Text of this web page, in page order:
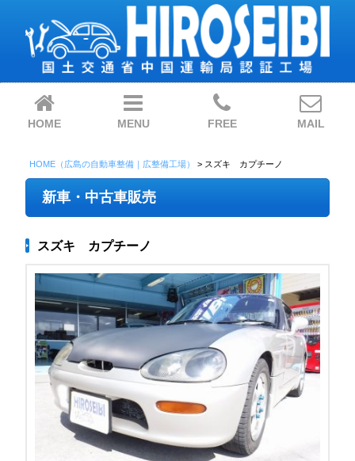
HOME MENU FREE MAIL
HOME（広島の自動車整備｜広整備工場） > スズキ カプチーノ
新車・中古車販売
スズキ カプチーノ